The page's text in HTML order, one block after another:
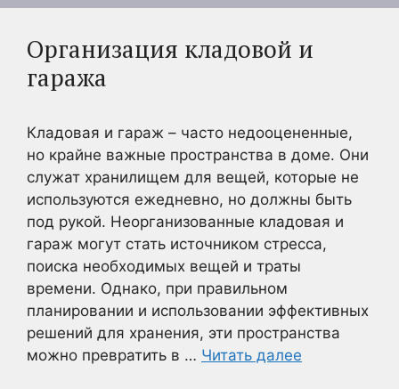
Организация кладовой и
гаража
Кладовая и гараж – часто недооцененные,
но крайне важные пространства в доме. Они
служат хранилищем для вещей, которые не
используются ежедневно, но должны быть
под рукой. Неорганизованные кладовая и
гараж могут стать источником стресса,
поиска необходимых вещей и траты
времени. Однако, при правильном
планировании и использовании эффективных
решений для хранения, эти пространства
можно превратить в … Читать далее